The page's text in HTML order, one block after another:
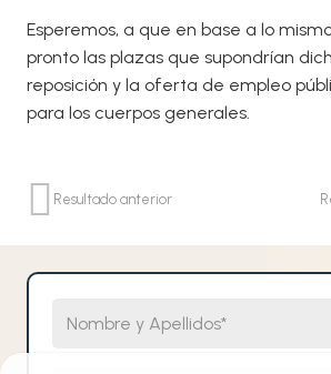
Esperemos, a que en base a lo
pronto las plazas que supondrían
reposición y la oferta de empleo
para los cuerpos generales.
Resultado anterior